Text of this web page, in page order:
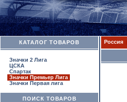
КАТАЛОГ ТОВАРОВ
Значки 2 Лига
ЦСКА
Спартак
Значки Премьер Лига
Значки Первая лига
ПОИСК ТОВАРОВ
Россия